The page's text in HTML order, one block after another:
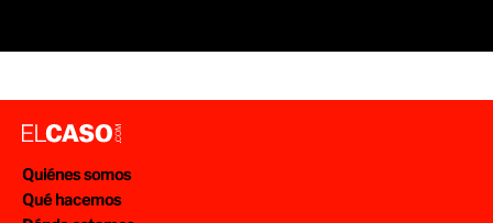
Quiénes somos
Qué hacemos